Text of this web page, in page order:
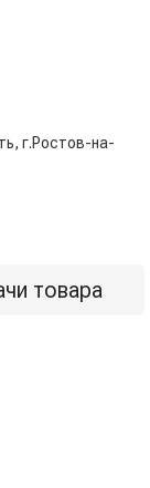
г.Ростов-на-
товара